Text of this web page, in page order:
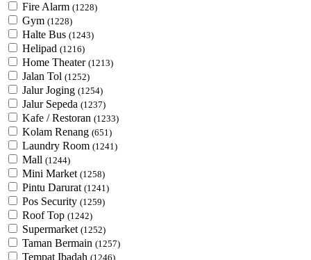
Fire Alarm (1228)
Gym (1228)
Halte Bus (1243)
Helipad (1216)
Home Theater (1213)
Jalan Tol (1252)
Jalur Joging (1254)
Jalur Sepeda (1237)
Kafe / Restoran (1233)
Kolam Renang (651)
Laundry Room (1241)
Mall (1244)
Mini Market (1258)
Pintu Darurat (1241)
Pos Security (1259)
Roof Top (1242)
Supermarket (1252)
Taman Bermain (1257)
Tempat Ibadah (1246)